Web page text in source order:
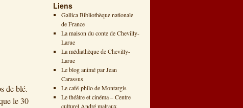
de blé.
le 30
Liens
Gallica Bibliothèque nationale
de France
La maison du conte de Chevilly-
Larue
La médiathèque de Chevilly-
Larue
Le blog animé par Jean
Carassus
Le café-philo de Montargis
Le théâtre et cinéma – Centre
culturel André malraux